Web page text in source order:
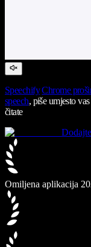
Speechify Chrome
speech, piše umjesto
čitate
Omiljena aplikacija